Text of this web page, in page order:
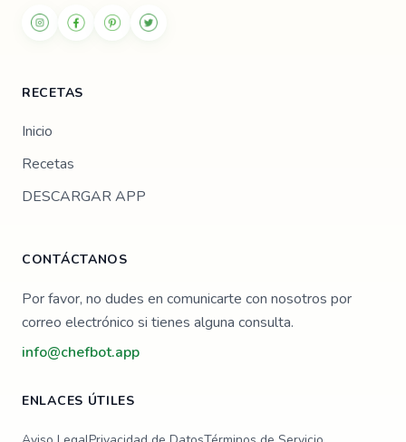
RECETAS
Inicio
Recetas
DESCARGAR APP
CONTÁCTANOS
Por favor, no dudes en comunicarte con nosotros por
correo electrónico si tienes alguna consulta.
info@chefbot.app
ENLACES ÚTILES